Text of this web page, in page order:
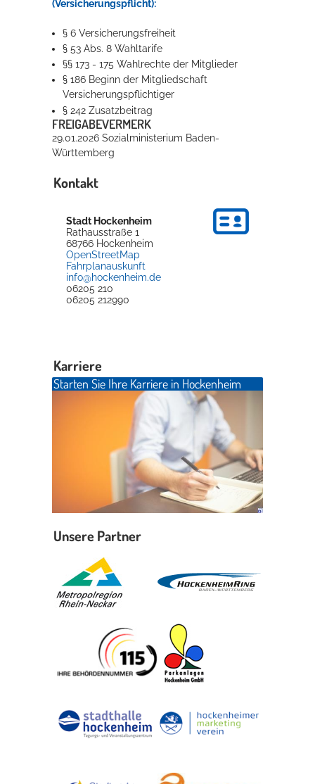
(Versicherungspflicht):
§ 6 Versicherungsfreiheit
§ 53 Abs. 8 Wahltarife
§§ 173 - 175 Wahlrechte der Mitglieder
§ 186 Beginn der Mitgliedschaft
Versicherungspflichtiger
§ 242 Zusatzbeitrag
FREIGABEVERMERK
29.01.2026 Sozialministerium Baden-
Württemberg
Kontakt
Stadt Hockenheim
Rathausstraße 1
68766 Hockenheim
OpenStreetMap
Fahrplanauskunft
info@hockenheim.de
06205 210
06205 212990
Karriere
Starten Sie Ihre Karriere in Hockenheim
Unsere Partner